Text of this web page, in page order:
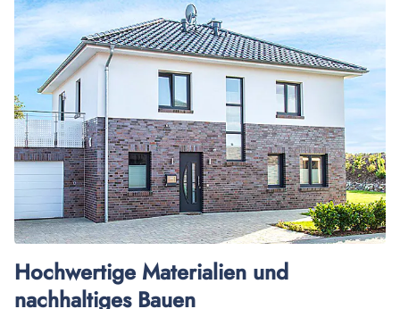
Hochwertige Materialien und
nachhaltiges Bauen